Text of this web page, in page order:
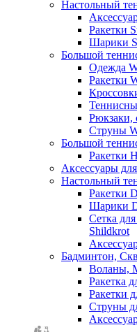
Настольный
Ракетки
Шарики
Большой
Одежда
Ракетки
Рюкзаки,
Струны
Большой
Ракетки
Аксессуары
Настольный
Ракетки
Шарики
Сетка
Shildkrot
Бадминтон,
Воланы,
Ракетка
Ракетки
Струны